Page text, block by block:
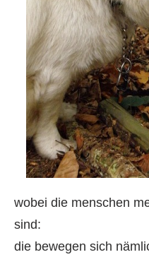
wobei die menschen
sind:
die bewegen sich